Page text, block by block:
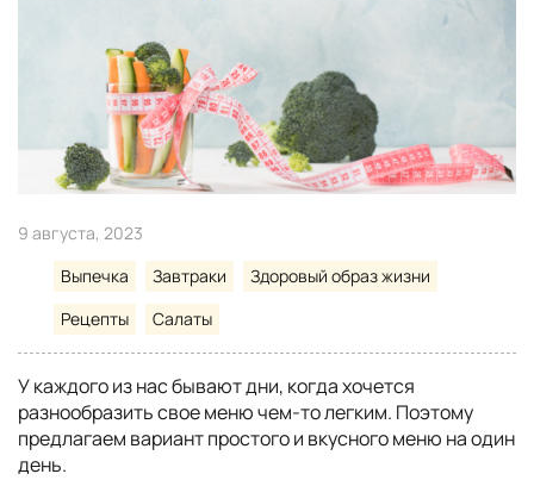
9 августа, 2023
Выпечка
Завтраки
Здоровый образ жизни
Рецепты
Салаты
У каждого из нас бывают дни, когда хочется
разнообразить свое меню чем-то легким. Поэтому
предлагаем вариант простого и вкусного меню на один
день.